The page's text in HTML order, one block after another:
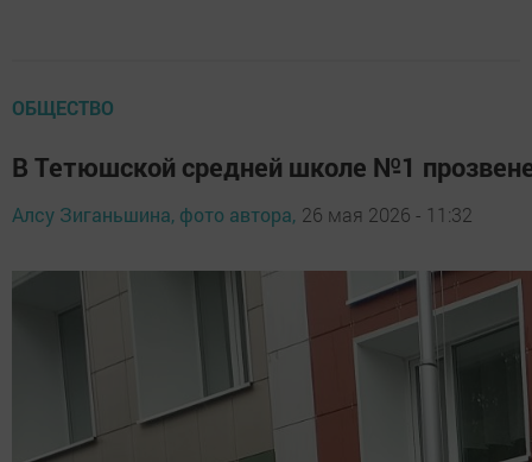
ОБЩЕСТВО
В Тетюшской средней школе №1
Алсу Зиганьшина, фото автора, 26 мая 2026 - 11:32